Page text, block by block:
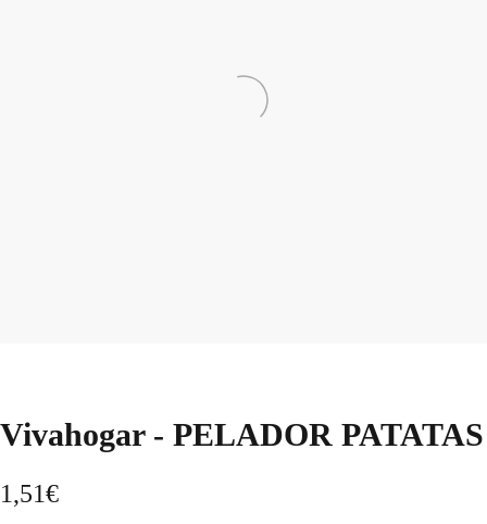
Vivahogar - PELADOR PATATAS
1,51€